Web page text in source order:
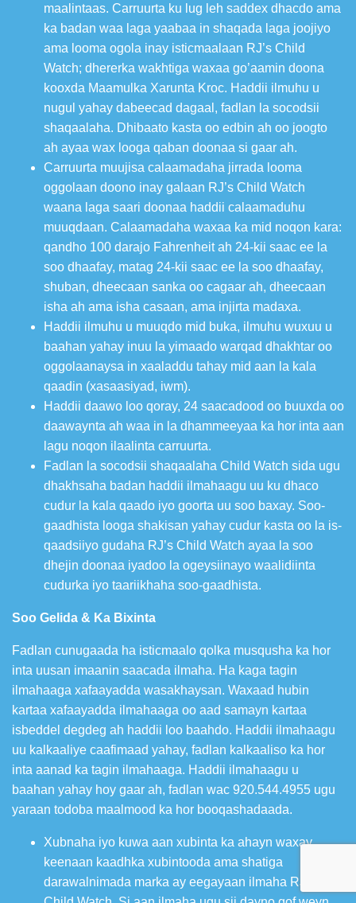
maalintaas. Carruurta ku lug leh saddex dhacdo ama
ka badan waa laga yaabaa in shaqada laga joojiyo
ama looma ogola inay isticmaalaan RJ’s Child
Watch; dhererka wakhtiga waxaa go’aamin doona
kooxda Maamulka Xarunta Kroc. Haddii ilmuhu u
nugul yahay dabeecad dagaal, fadlan la socodsii
shaqaalaha. Dhibaato kasta oo edbin ah oo joogto
ah ayaa wax looga qaban doonaa si gaar ah.
Carruurta muujisa calaamadaha jirrada looma
oggolaan doono inay galaan RJ’s Child Watch
waana laga saari doonaa haddii calaamaduhu
muuqdaan. Calaamadaha waxaa ka mid noqon kara:
qandho 100 darajo Fahrenheit ah 24-kii saac ee la
soo dhaafay, matag 24-kii saac ee la soo dhaafay,
shuban, dheecaan sanka oo cagaar ah, dheecaan
isha ah ama isha casaan, ama injirta madaxa.
Haddii ilmuhu u muuqdo mid buka, ilmuhu wuxuu u
baahan yahay inuu la yimaado warqad dhakhtar oo
oggolaanaysa in xaaladdu tahay mid aan la kala
qaadin (xasaasiyad, iwm).
Haddii daawo loo qoray, 24 saacadood oo buuxda oo
daawaynta ah waa in la dhammeeyaa ka hor inta aan
lagu noqon ilaalinta carruurta.
Fadlan la socodsii shaqaalaha Child Watch sida ugu
dhakhsaha badan haddii ilmahaagu uu ku dhaco
cudur la kala qaado iyo goorta uu soo baxay. Soo-
gaadhista looga shakisan yahay cudur kasta oo la is-
qaadsiiyo gudaha RJ’s Child Watch ayaa la soo
dhejin doonaa iyadoo la ogeysiinayo waalidiinta
cudurka iyo taariikhaha soo-gaadhista.
Soo Gelida & Ka Bixinta
Fadlan cunugaada ha isticmaalo qolka musqusha ka hor
inta uusan imaanin saacada ilmaha. Ha kaga tagin
ilmahaaga xafaayadda wasakhaysan. Waxaad hubin
kartaa xafaayadda ilmahaaga oo aad samayn kartaa
isbeddel degdeg ah haddii loo baahdo. Haddii ilmahaagu
uu kalkaaliye caafimaad yahay, fadlan kalkaaliso ka hor
inta aanad ka tagin ilmahaaga. Haddii ilmahaagu u
baahan yahay hoy gaar ah, fadlan wac 920.544.4955 ugu
yaraan todoba maalmood ka hor booqashadaada.
Xubnaha iyo kuwa aan xubinta ka ahayn waxay
keenaan kaadhka xubintooda ama shatiga
darawalnimada marka ay eegayaan ilmaha RJ’s